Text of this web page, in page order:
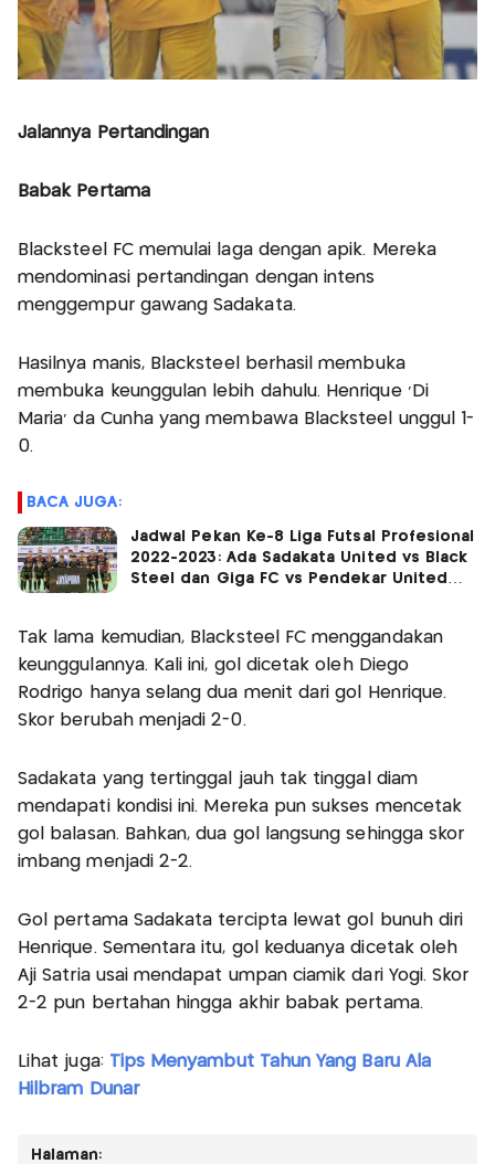
Jalannya Pertandingan
Babak Pertama
Blacksteel FC memulai laga dengan apik. Mereka
mendominasi pertandingan dengan intens
menggempur gawang Sadakata.
Hasilnya manis, Blacksteel berhasil membuka
membuka keunggulan lebih dahulu. Henrique 'Di
Maria' da Cunha yang membawa Blacksteel unggul 1-
0.
BACA JUGA:
Jadwal Pekan Ke-8 Liga Futsal Profesional
2022-2023: Ada Sadakata United vs Black
Steel dan Giga FC vs Pendekar United
Tak lama kemudian, Blacksteel FC menggandakan
keunggulannya. Kali ini, gol dicetak oleh Diego
Rodrigo hanya selang dua menit dari gol Henrique.
Skor berubah menjadi 2-0.
Sadakata yang tertinggal jauh tak tinggal diam
mendapati kondisi ini. Mereka pun sukses mencetak
gol balasan. Bahkan, dua gol langsung sehingga skor
imbang menjadi 2-2.
Gol pertama Sadakata tercipta lewat gol bunuh diri
Henrique. Sementara itu, gol keduanya dicetak oleh
Aji Satria usai mendapat umpan ciamik dari Yogi. Skor
2-2 pun bertahan hingga akhir babak pertama.
Lihat juga: Tips Menyambut Tahun Yang Baru Ala
Hilbram Dunar
Halaman: